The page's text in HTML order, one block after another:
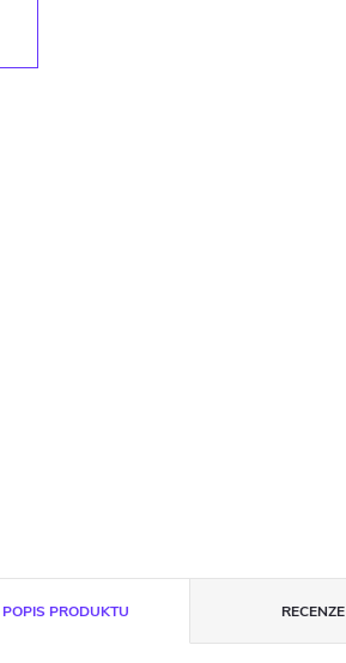
POPIS PRODUKTU RECENZE